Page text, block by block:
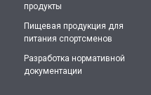
продукты
Пищевая продукция для
питания спортсменов
Разработка нормативной
документации